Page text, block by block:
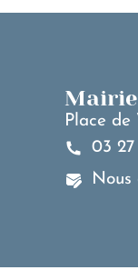
Place de
03 27